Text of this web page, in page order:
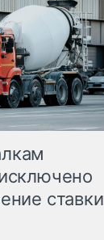
ставки